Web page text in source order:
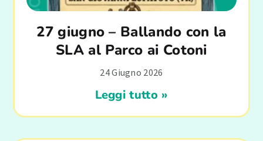
27 giugno – Ballando con la
SLA al Parco ai Cotoni
24 Giugno 2026
Leggi tutto »